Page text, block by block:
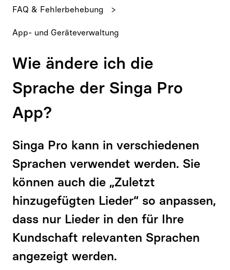
FAQ & Fehlerbehebung
App- und Geräteverwaltung
Wie ändere ich die
Sprache der Singa Pro
App?
Singa Pro kann in verschiedenen
Sprachen verwendet werden. Sie
können auch die „Zuletzt
hinzugefügten Lieder“ so anpassen,
dass nur Lieder in den für Ihre
Kundschaft relevanten Sprachen
angezeigt werden.